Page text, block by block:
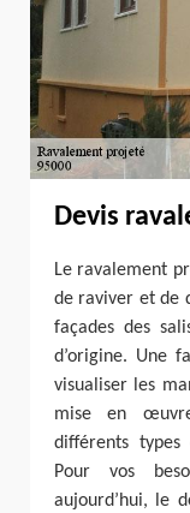
Devis
Le ravalement
de raviver et de
façades des
d’origine. Une
visualiser les
mise en
différents types
Pour vos
aujourd’hui, le